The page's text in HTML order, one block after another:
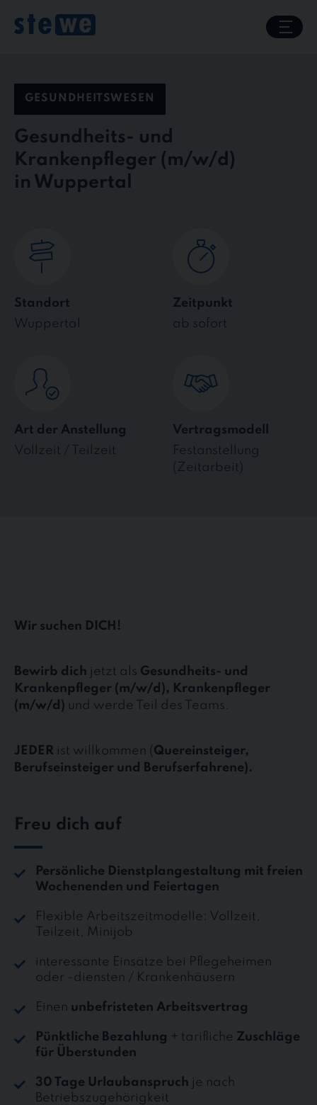
content
GESUNDHEITSWESEN
Gesundheits- und
Krankenpfleger
in Wuppertal
Standort
Wuppertal
Zeitpunkt
ab sofort
Art der Anstellung
Vollzeit / Teilzeit
Vertragsmodell
Festanstellung
(Zeitarbeit)
Wir suchen DICH!
Bewirb dich jetzt als Gesundheits- und
Krankenpfleger (m/w/d), Krankenpfleger
(m/w/d) und werde Teil des Teams.
JEDER ist willkommen (Quereinsteiger,
Berufseinsteiger und Berufserfahrene).
Freu dich auf
Persönliche Dienstplangestaltung mit freien
Wochenenden und Feiertagen
Flexible Arbeitszeitmodelle: Vollzeit,
Teilzeit, Minijob
interessante Einsätze bei Pflegeheimen
oder -diensten / Krankenhäusern
Einen unbefristeten Arbeitsvertrag
Pünktliche Bezahlung + tarifliche Zuschläge
für Überstunden
30 Tage Urlaubanspruch je nach
Betriebszugehörigkeit